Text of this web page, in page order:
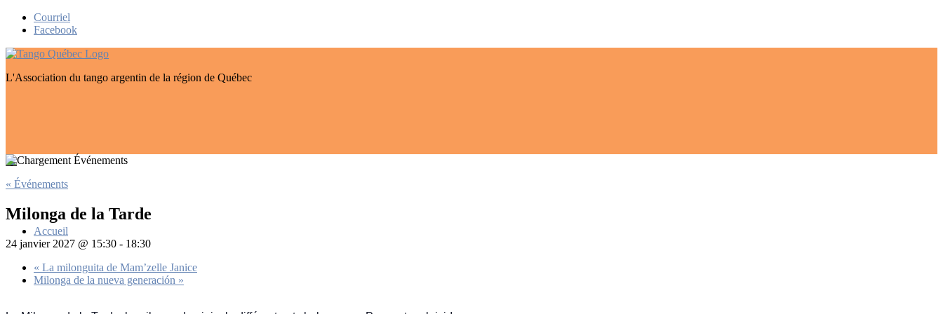
Skip
Courriel
Facebook
L'Association du tango argentin de la région de Québec
Accueil
« Événements
Milonga de la Tarde
24 janvier 2027 @ 15:30 - 18:30
« La milonguita de Mam’zelle Janice
Milonga de la nueva generación »